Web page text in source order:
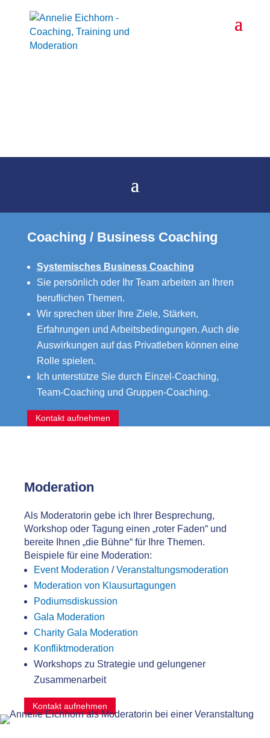
Coaching / Business Coaching
Systemisches Business Coaching
Sie persönlich oder Ihr Team arbeiten an Ihren
beruflichen Themen.
Wir sprechen über Ihre Ziele, Stärken,
Erfahrungen und Arbeitsbedingungen. Auch die
Auswirkungen auf das Privatleben können eine
Rolle spielen.
Ich unterstütze Sie durch Einzel-Coaching,
Team-Coaching und Gruppen-Coaching.
Kontakt aufnehmen
Moderation
Als Moderatorin gebe ich Ihrer Besprechung,
Workshop oder Tagung einen „roter Faden“ und
bereite Ihnen „die Bühne“ für Ihre Themen.
Beispiele für eine Moderation:
Event Moderation /Veranstaltungsmoderation
Moderation von Klausurtagungen
Podiumsdiskussion
Gala Moderation
Charity Gala Moderation
Konfliktmoderation
Workshops zu Strategie und gelungener
Zusammenarbeit
Kontakt aufnehmen